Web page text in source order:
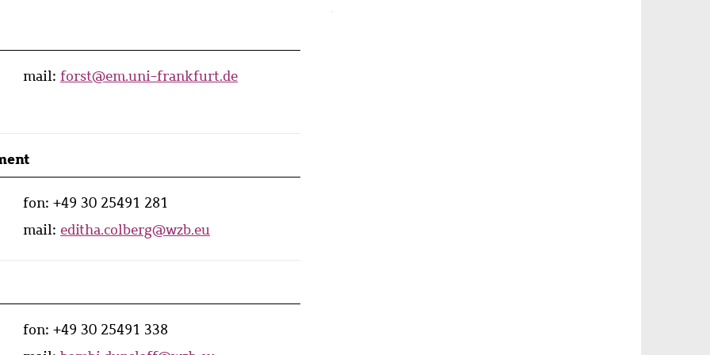
mail: forst@em.uni-frankfurt.de
fon: +49 30 25491 281
mail: editha.colberg@wzb.eu
fon: +49 30 25491 338